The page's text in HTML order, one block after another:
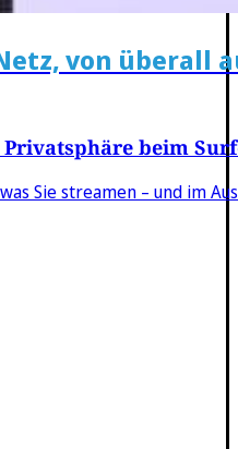
von überall
beim
Sie streamen – und im